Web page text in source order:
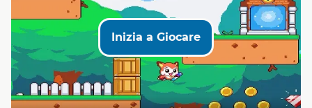
Inizia a Giocare